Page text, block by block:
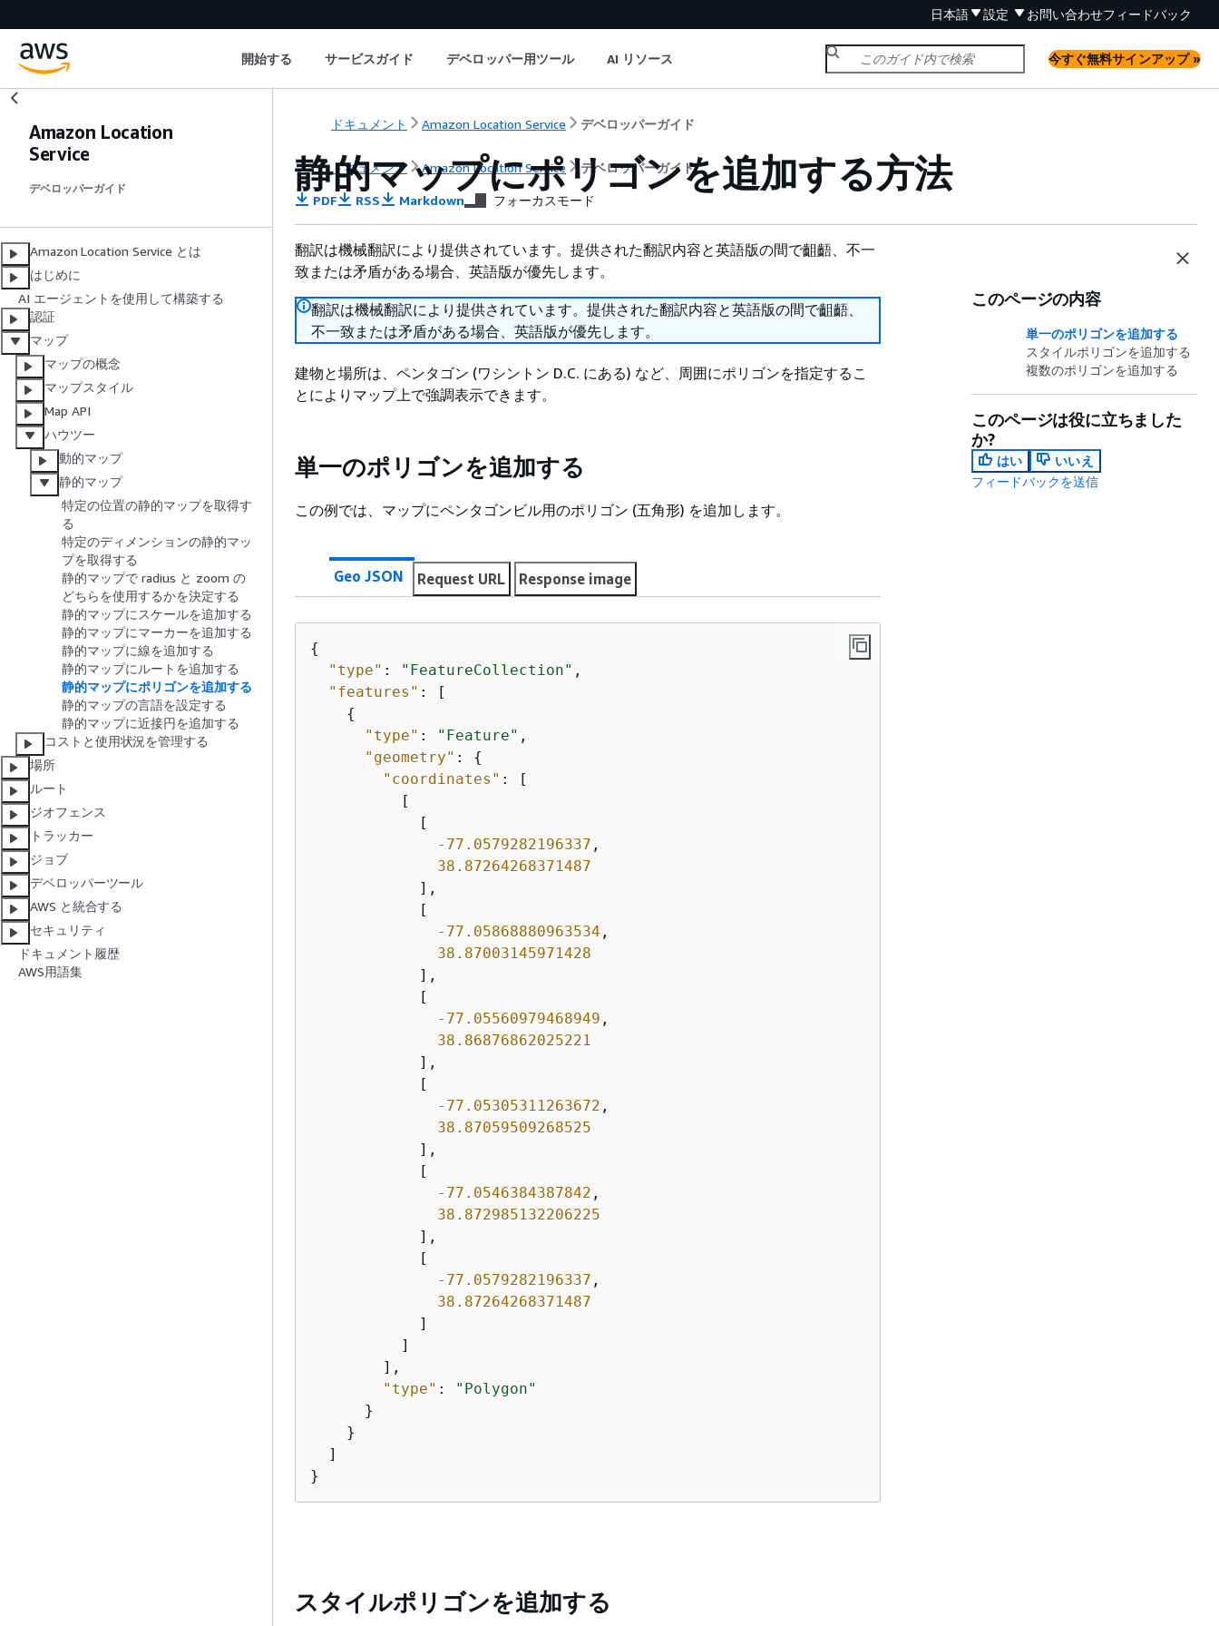
日本語 設定 お問い合わせフィードバック
開始する サービスガイド デベロッパー用ツール AI リソース 今すぐ無料サインアップ »
Amazon Location
Service
デベロッパーガイド
Amazon Location Service とは
はじめに
AI エージェントを使用して構築する
認証
マップ
マップの概念
マップスタイル
Map API
ハウツー
動的マップ
静的マップ
特定の位置の静的マップを取得す
る
特定のディメンションの静的マッ
プを取得する
静的マップで radius と zoom の
どちらを使用するかを決定する
静的マップにスケールを追加する
静的マップにマーカーを追加する
静的マップに線を追加する
静的マップにルートを追加する
静的マップにポリゴンを追加する
静的マップの言語を設定する
静的マップに近接円を追加する
コストと使用状況を管理する
場所
ルート
ジオフェンス
トラッカー
ジョブ
デベロッパーツール
AWS と統合する
セキュリティ
ドキュメント履歴
AWS用語集
ドキュメント Amazon Location Service デベロッパーガイド
ドキュメント Amazon Location Service デベロッパーガイド
静的マップにポリゴンを追加する方法
PDF RSS Markdown フォーカスモード
翻訳は機械翻訳により提供されています。提供された翻訳内容と英語版の間で齟齬、不一
致または矛盾がある場合、英語版が優先します。
翻訳は機械翻訳により提供されています。提供された翻訳内容と英語版の間で齟齬、
不一致または矛盾がある場合、英語版が優先します。
建物と場所は、ペンタゴン (ワシントン D.C. にある) など、周囲にポリゴンを指定するこ
とによりマップ上で強調表示できます。
単一のポリゴンを追加する
この例では、マップにペンタゴンビル用のポリゴン (五角形) を追加します。
Geo JSON Request URL Response image
{
"type" : "FeatureCollection" ,
"features" : [
{
"type" : "Feature" ,
"geometry" : {
"coordinates" : [
          [
            [
-77.0579282196337 ,
38.87264268371487
            ],
            [
-77.05868880963534 ,
38.87003145971428
            ],
            [
-77.05560979468949 ,
38.86876862025221
            ],
            [
-77.05305311263672 ,
38.87059509268525
            ],
            [
-77.0546384387842 ,
38.872985132206225
            ],
            [
-77.0579282196337 ,
38.87264268371487
            ]
          ]
        ],
"type" :
"Polygon"
      }
    }
  ]
}
スタイルポリゴンを追加する
このページの内容
単一のポリゴンを追加する
スタイルポリゴンを追加する
複数のポリゴンを追加する
このページは役に立ちました
か?
はい
いいえ
フィードバックを送信